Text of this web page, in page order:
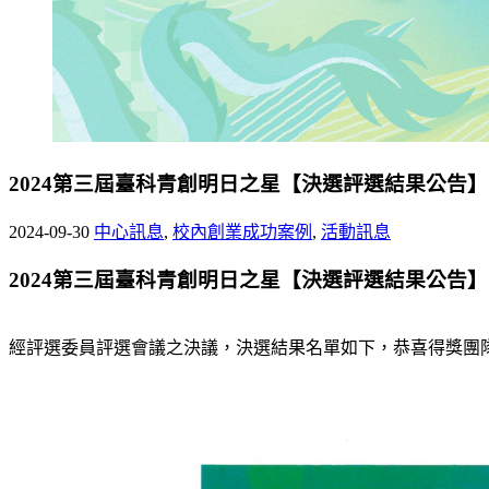
2024第三屆臺科青創明日之星【決選評選結果公告】
2024-09-30 中心訊息, 校內創業成功案例 , 活動訊息
2024第三屆臺科青創明日之星【決選評選結果公告】
經評選委員評選會議之決議，決選結果名單如下，恭喜得獎團